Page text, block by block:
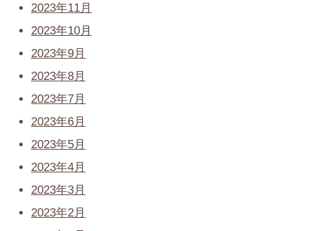
2023年11月
2023年10月
2023年9月
2023年8月
2023年7月
2023年6月
2023年5月
2023年4月
2023年3月
2023年2月